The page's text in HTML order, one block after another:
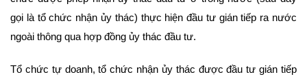
gọi là tổ chức nhận ủy thác) thực hiện đầu tư gián tiếp ra nước
ngoài thông qua hợp đồng ủy thác đầu tư.
Tổ chức tự doanh, tổ chức nhận ủy thác được đầu tư gián tiếp